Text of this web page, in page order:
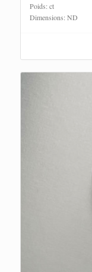
Poids: ct
Dimensions: ND